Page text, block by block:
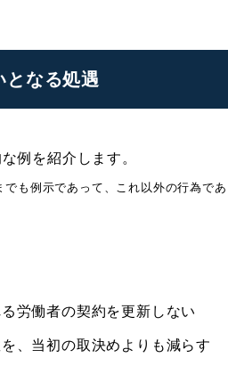
となる処遇
例を紹介します。
でも例示であって、これ以外の行為で
労働者の契約を更新しない
、当初の取決めよりも減らす